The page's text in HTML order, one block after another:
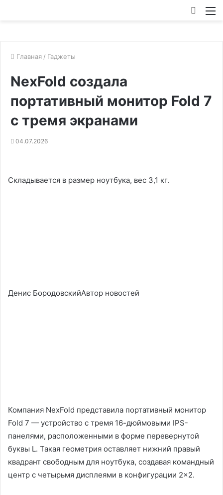
Главная / Гаджеты
NexFold создала
портативный монитор Fold 7
с тремя экранами
04.07.2026
Складывается в размер ноутбука, вес 3,1 кг.
Денис БородовскийАвтор новостей
Компания NexFold представила портативный монитор
Fold 7 — устройство с тремя 16-дюймовыми IPS-
панелями, расположенными в форме перевернутой
буквы L. Такая геометрия оставляет нижний правый
квадрант свободным для ноутбука, создавая командный
центр с четырьмя дисплеями в конфигурации 2×2.